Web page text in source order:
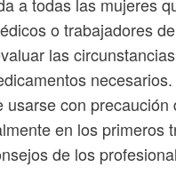
a todas las mujeres
o trabajadores
las
usarse con precaución
en los primeros
de los